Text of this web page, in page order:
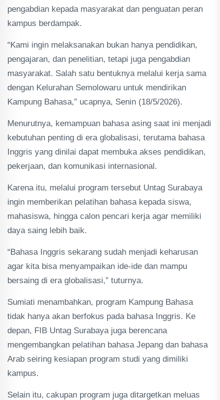
pengabdian kepada masyarakat dan penguatan peran
kampus berdampak.
“Kami ingin melaksanakan bukan hanya pendidikan,
pengajaran, dan penelitian, tetapi juga pengabdian
masyarakat. Salah satu bentuknya melalui kerja sama
dengan Kelurahan Semolowaru untuk mendirikan
Kampung Bahasa,” ucapnya, Senin (18/5/2026).
Menurutnya, kemampuan bahasa asing saat ini menjadi
kebutuhan penting di era globalisasi, terutama bahasa
Inggris yang dinilai dapat membuka akses pendidikan,
pekerjaan, dan komunikasi internasional.
Karena itu, melalui program tersebut Untag Surabaya
ingin memberikan pelatihan bahasa kepada siswa,
mahasiswa, hingga calon pencari kerja agar memiliki
daya saing lebih baik.
“Bahasa Inggris sekarang sudah menjadi keharusan
agar kita bisa menyampaikan ide-ide dan mampu
bersaing di era globalisasi,” tuturnya.
Sumiati menambahkan, program Kampung Bahasa
tidak hanya akan berfokus pada bahasa Inggris. Ke
depan, FIB Untag Surabaya juga berencana
mengembangkan pelatihan bahasa Jepang dan bahasa
Arab seiring kesiapan program studi yang dimiliki
kampus.
Selain itu, cakupan program juga ditargetkan meluas